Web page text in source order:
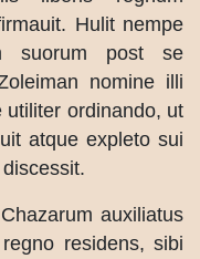
Hulit nempe
suorum post se
nomine illi
ordinando, ut
atque expleto sui
auxiliatus
residens, sibi